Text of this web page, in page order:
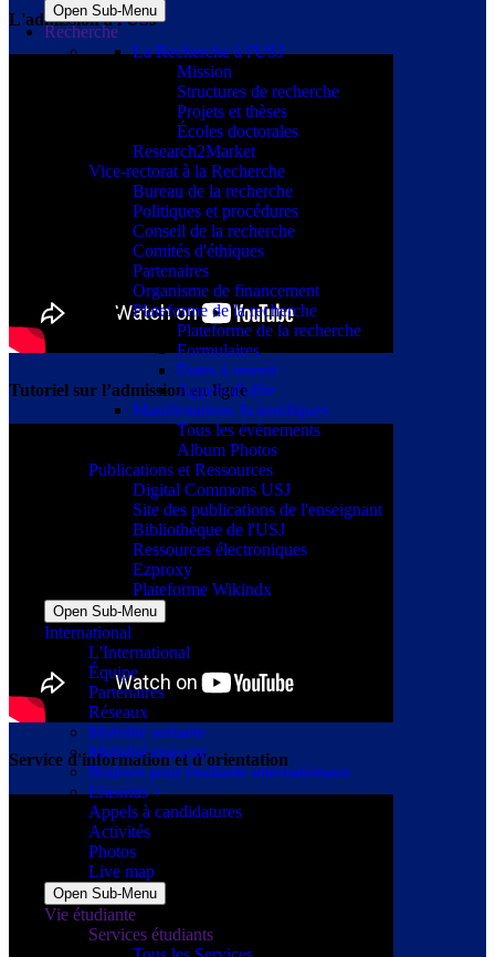
Open Sub-Menu
Recherche
La Recherche à l'USJ
Mission
Structures de recherche
Projets et thèses
Écoles doctorales
Research2Market
Vice-rectorat à la Recherche
Bureau de la recherche
Politiques et procédures
Conseil de la recherche
Comités d'éthiques
Partenaires
Organisme de financement
Plateforme de la recherche
Plateforme de la recherche
Formulaires
Dates à retenir
Appels d'offre
Manifestations Scientifiques
Tous les événements
Album Photos
Publications et Ressources
Digital Commons USJ
Site des publications de l'enseignant
Bibliothèque de l'USJ
Ressources électroniques
Ezproxy
Plateforme Wikindx
Open Sub-Menu
International
L'International
Équipe
Partenaires
Réseaux
Mobilité sortante
Mobilité entrante
Bourses pour étudiants internationaux
Erasmus +
Appels à candidatures
Activités
Photos
Live map
Open Sub-Menu
Vie étudiante
Services étudiants
L'admission à l'USJ
Tutoriel sur l’admission en ligne
Service d'information et d'orientation